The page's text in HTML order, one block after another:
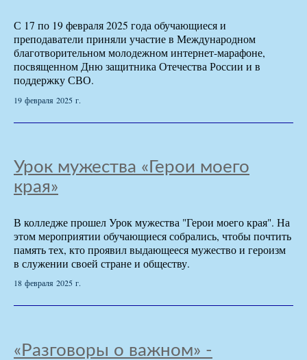
С 17 по 19 февраля 2025 года обучающиеся и
преподаватели приняли участие в Международном
благотворительном молодежном интернет-марафоне,
посвященном Дню защитника Отечества России и в
поддержку СВО.
19 февраля 2025 г.
Урок мужества «Герои моего
края»
В колледже прошел Урок мужества "Герои моего края". На
этом мероприятии обучающиеся собрались, чтобы почтить
память тех, кто проявил выдающееся мужество и героизм
в служении своей стране и обществу.
18 февраля 2025 г.
«Разговоры о важном» -